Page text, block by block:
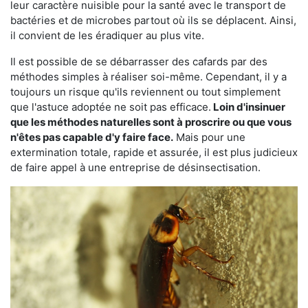
leur caractère nuisible pour la santé avec le transport de
bactéries et de microbes partout où ils se déplacent. Ainsi,
il convient de les éradiquer au plus vite.
Il est possible de se débarrasser des cafards par des
méthodes simples à réaliser soi-même. Cependant, il y a
toujours un risque qu'ils reviennent ou tout simplement
que l'astuce adoptée ne soit pas efficace. Loin d'insinuer
que les méthodes naturelles sont à proscrire ou que vous
n'êtes pas capable d'y faire face. Mais pour une
extermination totale, rapide et assurée, il est plus judicieux
de faire appel à une entreprise de désinsectisation.